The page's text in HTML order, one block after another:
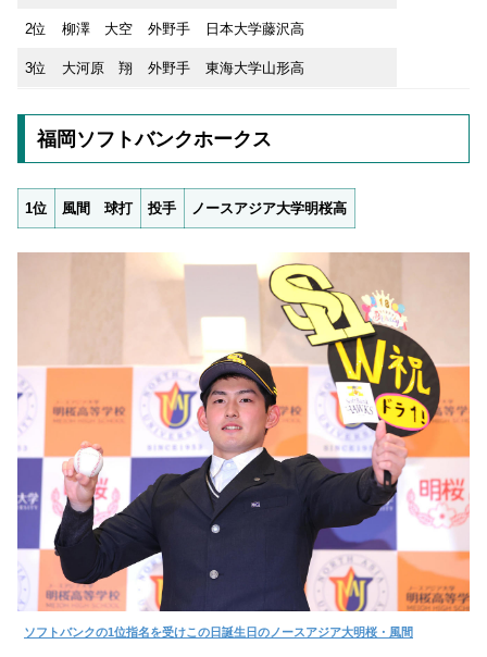
2位 柳澤 大空 外野手 日本大学藤沢高
3位 大河原 翔 外野手 東海大学山形高
福岡ソフトバンクホークス
1位 風間 球打 投手 ノースアジア大学明桜高
ソフトバンクの1位指名を受けこの日誕生日のノースアジア大明桜・風間